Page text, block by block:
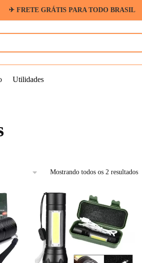
✈ FRETE GRÁTIS PARA TODO BRASIL
Utilidades
Mostrando todos os 2 resultados